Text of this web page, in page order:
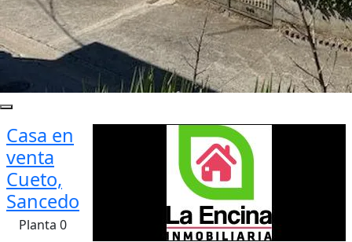
Casa en
venta
Cueto,
Sancedo
Planta 0